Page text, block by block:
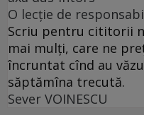
O lecție de
Scriu pentru cititorii
mai mulți, care ne
încruntat cînd au
săptămîna trecută.
Sever VOINESCU